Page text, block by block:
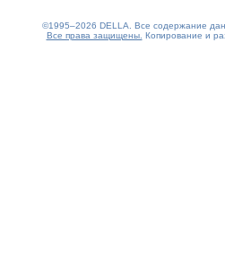
©1995–2026 DELLA. Все содержание
Все права защищены. Копирование и